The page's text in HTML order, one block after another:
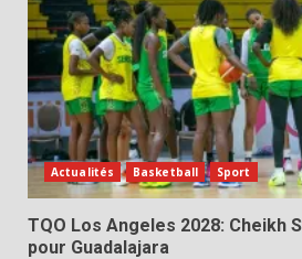
Actualités Basketball Sport
TQO Los Angeles 2028: Cheikh
pour Guadalajara